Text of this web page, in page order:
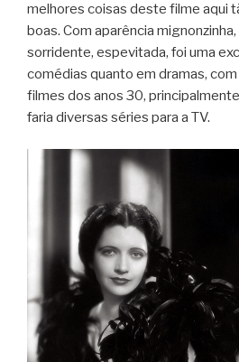
melhores coisas deste filme aqui
boas. Com aparência mignonzinha,
sorridente, espevitada, foi uma
comédias quanto em dramas,
filmes dos anos 30,
faria diversas séries para a TV.